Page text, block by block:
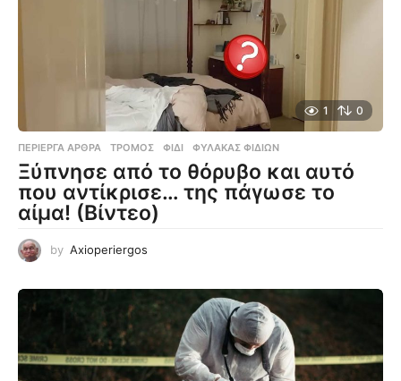
1 0
ΠΕΡΊΕΡΓΑ ΆΡΘΡΑ ΤΡΌΜΟΣ ,ΦΊΔΙ ,ΦΎΛΑΚΑΣ ΦΙΔΙΏΝ
Ξύπνησε από το θόρυβο και αυτό
που αντίκρισε… της πάγωσε το
αίμα! (Βίντεο)
by Axioperiergos